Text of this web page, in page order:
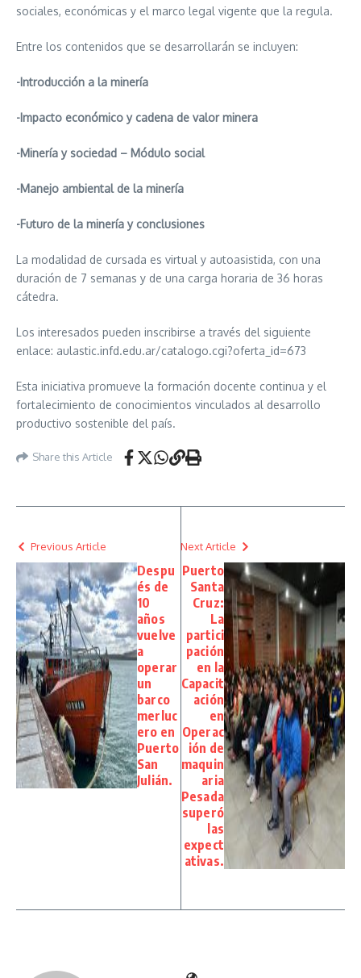
sociales, económicas y el marco legal vigente que la regula.
Entre los contenidos que se desarrollarán se incluyen:
-Introducción a la minería
-Impacto económico y cadena de valor minera
-Minería y sociedad – Módulo social
-Manejo ambiental de la minería
-Futuro de la minería y conclusiones
La modalidad de cursada es virtual y autoasistida, con una
duración de 7 semanas y de una carga horaria de 36 horas
cátedra.
Los interesados pueden inscribirse a través del siguiente
enlace: aulastic.infd.edu.ar/catalogo.cgi?oferta_id=673
Esta iniciativa promueve la formación docente continua y el
fortalecimiento de conocimientos vinculados al desarrollo
productivo sostenible del país.
Share this Article
Previous Article
Despu
és de
10
años
vuelve
a
operar
un
barco
merluc
ero en
Puerto
San
Julián.
Next Article
Puerto
Santa
Cruz:
La
partici
pación
en la
Capacit
ación
en
Operac
ión de
maquin
aria
Pesada
superó
las
expect
ativas.